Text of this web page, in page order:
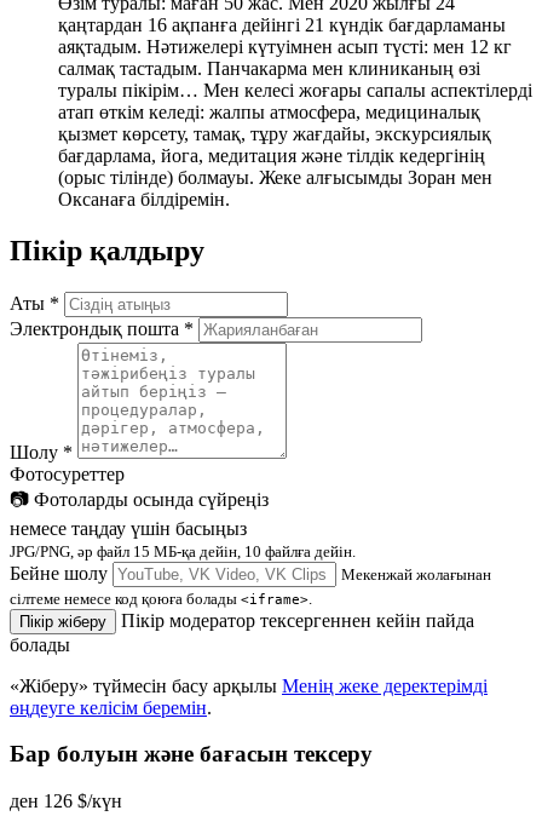
қаңтардан 16 ақпанға дейінгі 21 күндік бағдарламаны
аяқтадым. Нәтижелері күтуімнен асып түсті: мен 12 кг
салмақ тастадым. Панчакарма мен клиниканың өзі
туралы пікірім… Мен келесі жоғары сапалы аспектілерді
атап өткім келеді: жалпы атмосфера, медициналық
қызмет көрсету, тамақ, тұру жағдайы, экскурсиялық
бағдарлама, йога, медитация және тілдік кедергінің
(орыс тілінде) болмауы. Жеке алғысымды Зоран мен
Оксанаға білдіремін.
Пікір қалдыру
Аты *
Электрондық пошта *
Шолу *
Фотосуреттер
📷 Фотоларды осында сүйреңіз
немесе таңдау үшін басыңыз
JPG/PNG, әр файл 15 МБ-қа дейін, 10 файлға дейін.
Бейне шолу
Мекенжай жолағынан
сілтеме немесе код қоюға болады <iframe>
Пікір жіберу
Пікір модератор тексергеннен кейін пайда
болады
«Жіберу» түймесін басу арқылы Менің жеке деректерімді
өңдеуге келісім беремін.
Бар болуын және бағасын тексеру
ден 126 $/күн